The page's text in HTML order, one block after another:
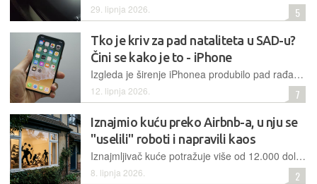
29. lipnja 2026. 5
Tko je kriv za pad nataliteta u SAD-u?
Čini se kako je to - iPhone
Izgleda je širenje iPhonea produbilo pad rađanja među ženama mlađim od 30 godina, a istovremeno potisnulo porast rađanja među starijim ženama
12. lipnja 2026. 7
Iznajmio kuću preko Airbnb-a, u nju se
"uselili" roboti i napravili kaos
Iznajmljivač kuće potražuje više od 12.000 dolara od startupa The Bot Co., tvrdeći da su je unajmili pod lažnim izgovorom i pretvorili ih u improvizirani istraživački laboratorij te napravili veliku štetu
8. lipnja 2026. 2